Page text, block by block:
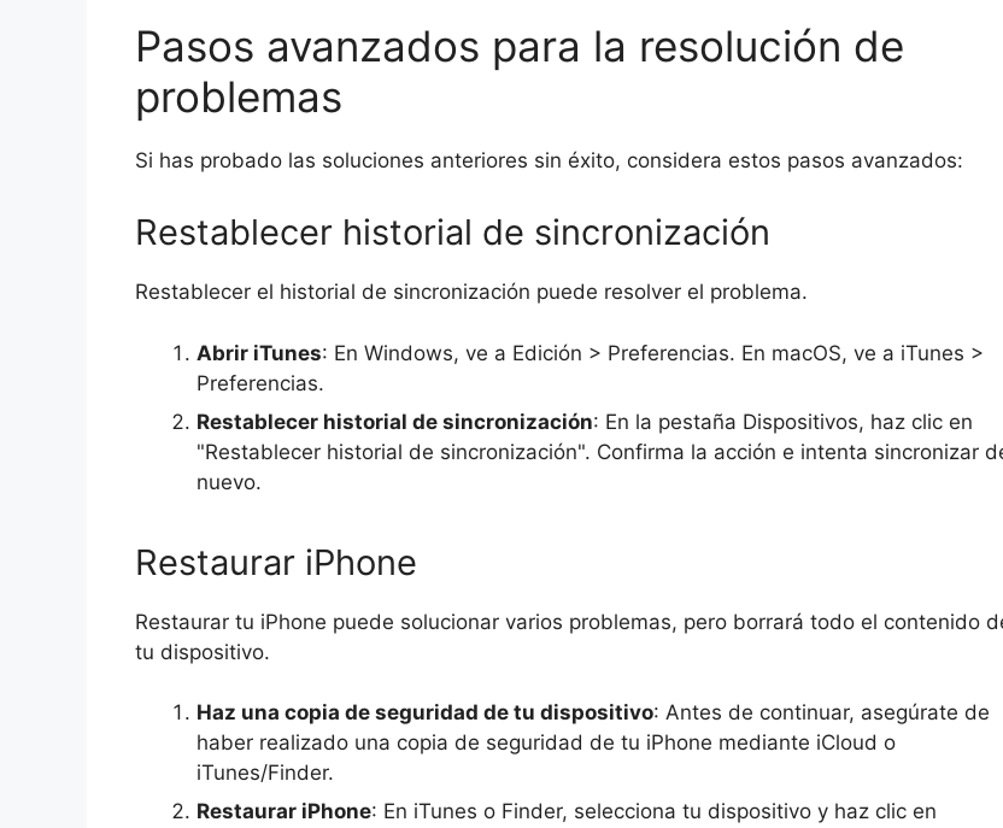
Pasos avanzados para la resolución de
problemas
Si has probado las soluciones anteriores sin éxito, considera estos pasos avanzados:
Restablecer historial de sincronización
Restablecer el historial de sincronización puede resolver el problema.
Abrir iTunes: En Windows, ve a Edición > Preferencias. En macOS, ve a iTunes >
Preferencias.
Restablecer historial de sincronización: En la pestaña Dispositivos, haz clic en
"Restablecer historial de sincronización". Confirma la acción e intenta sincronizar
nuevo.
Restaurar iPhone
Restaurar tu iPhone puede solucionar varios problemas, pero borrará todo el contenido
tu dispositivo.
Haz una copia de seguridad de tu dispositivo: Antes de continuar, asegúrate de
haber realizado una copia de seguridad de tu iPhone mediante iCloud o
iTunes/Finder.
Restaurar iPhone: En iTunes o Finder, selecciona tu dispositivo y haz clic en